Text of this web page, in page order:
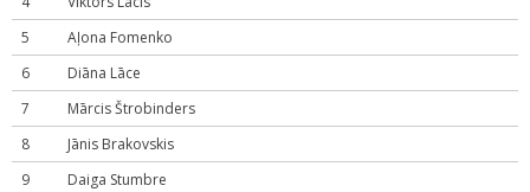
5
Aļona Fomenko
6
Diāna Lāce
7
Mārcis Štrobinders
8
Jānis Brakovskis
9
Daiga Stumbre